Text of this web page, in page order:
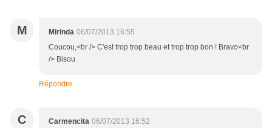
M Mirinda 06/07/2013 16:55
Coucou,<br /> C'est trop trop beau et trop trop bon ! Bravo<br
/> Bisou
Répondre
C Carmencita 06/07/2013 16:52